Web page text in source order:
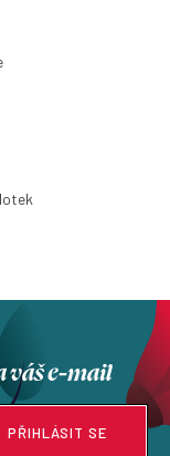
váš e-mail
PŘIHLÁSIT SE